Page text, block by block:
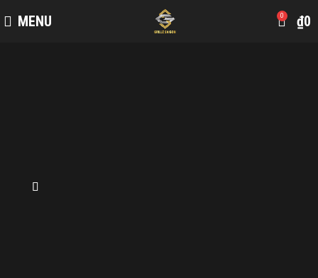
MENU 0 ₫0